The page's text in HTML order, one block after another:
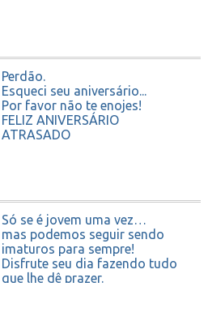
Perdão.
Esqueci seu aniversário...
Por favor não te enojes!
FELIZ ANIVERSÁRIO
ATRASADO
Só se é jovem uma vez…
mas podemos seguir sendo
imaturos para sempre!
Disfrute seu dia fazendo tudo
que lhe dê prazer.